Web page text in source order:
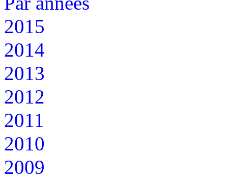
2015
2014
2013
2012
2011
2010
2009